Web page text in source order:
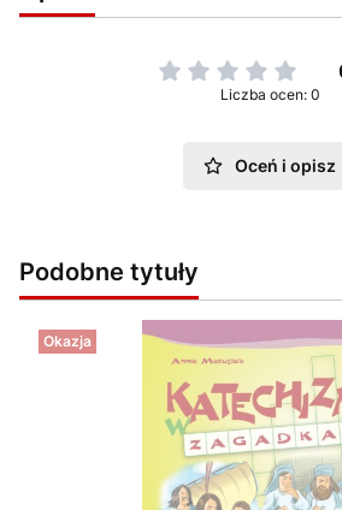
Liczba ocen: 0
Oceń i opisz
Podobne tytuły
Okazja